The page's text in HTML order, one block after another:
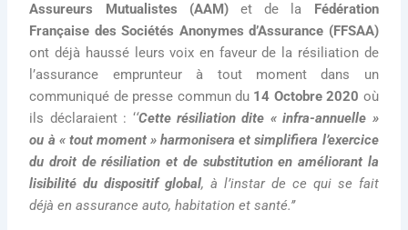
Assureurs Mutualistes (AAM) et de la Fédération
Française des Sociétés Anonymes d’Assurance (FFSAA)
ont déjà haussé leurs voix en faveur de la résiliation de
l’assurance emprunteur à tout moment dans un
communiqué de presse commun du 14 Octobre 2020 où
ils déclaraient : ‘‘Cette résiliation dite « infra-annuelle »
ou à « tout moment » harmonisera et simplifiera l’exercice
du droit de résiliation et de substitution en améliorant la
lisibilité du dispositif global, à l’instar de ce qui se fait
déjà en assurance auto, habitation et santé.’’